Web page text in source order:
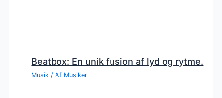
Beatbox: En unik fusion af lyd og rytme.
Musik / Af Musiker